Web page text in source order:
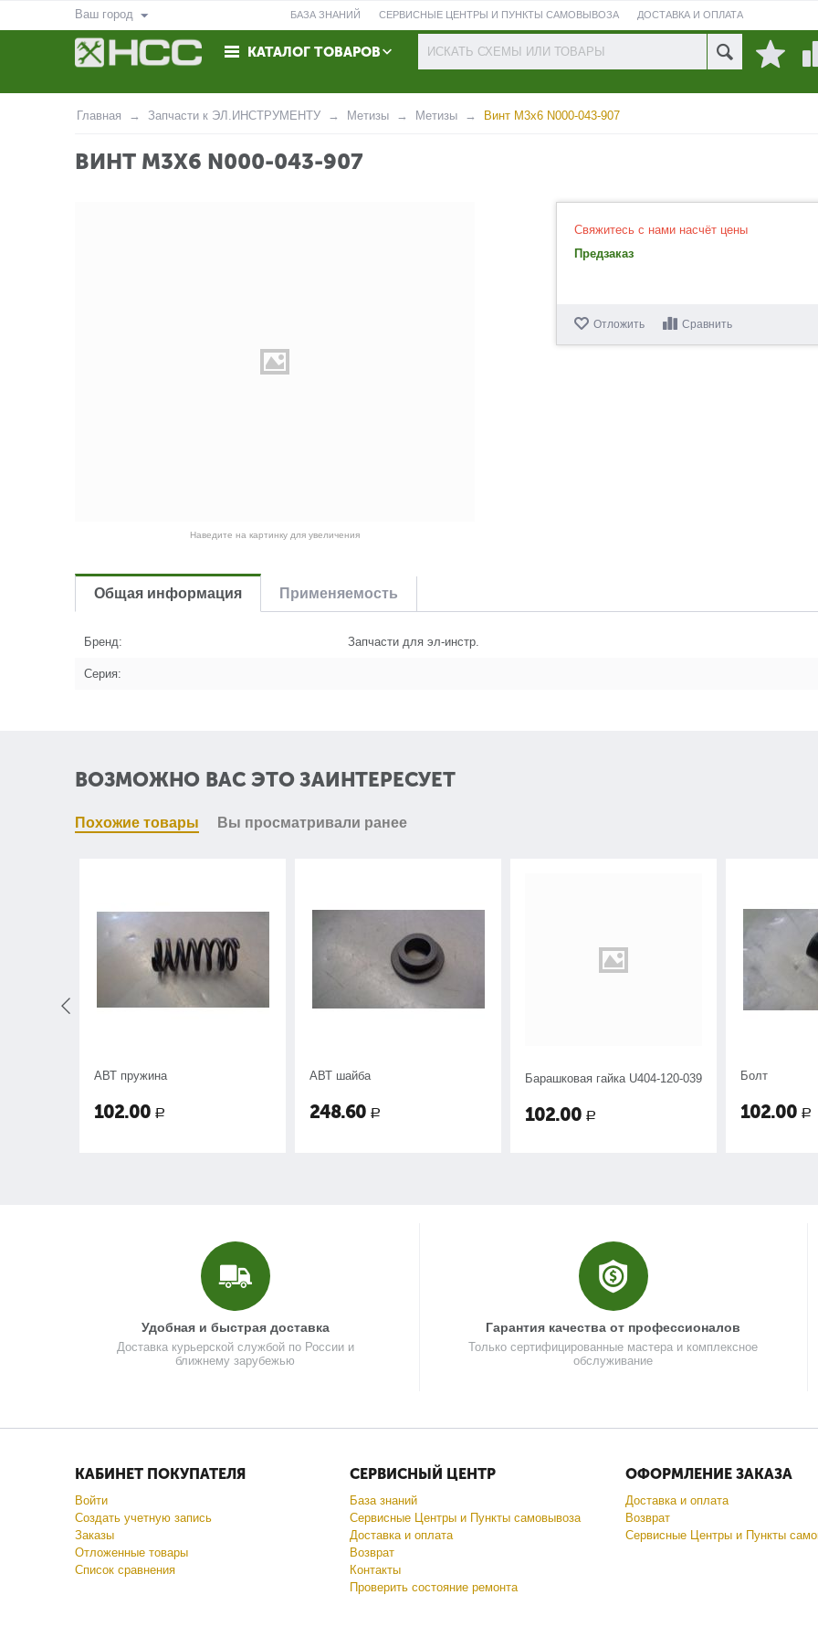
Ваш город БАЗА ЗНАНИЙ СЕРВИСНЫЕ ЦЕНТРЫ И ПУНКТЫ САМОВЫВОЗА ДОСТАВКА И ОПЛАТА
ВОЗВРАТ КОНТАКТЫ ПРОВЕРИТЬ СОСТОЯНИЕ РЕМОНТА
КАТАЛОГ ТОВАРОВ
Главная Запчасти к ЭЛ.ИНСТРУМЕНТУ Метизы Метизы Винт М3х6 N000-043-907
ВИНТ М3Х6 N000-043-907
Наведите на картинку для увеличения
Свяжитесь с нами насчёт цены
Предзаказ
Отложить Сравнить
Общая информация Применяемость
Бренд: Запчасти для эл-инстр.
Серия:
ВОЗМОЖНО ВАС ЭТО ЗАИНТЕРЕСУЕТ
Похожие товары Вы просматривали ранее
АВТ пружина
102.00 Р
АВТ шайба
248.60 Р
Барашковая гайка U404-120-039
102.00 Р
Болт
102.00 Р
Удобная и быстрая доставка
Доставка курьерской службой по России и
ближнему зарубежью
Гарантия качества от профессионалов
Только сертифицированные мастера и комплексное
обслуживание
КАБИНЕТ ПОКУПАТЕЛЯ
Войти
Создать учетную запись
Заказы
Отложенные товары
Список сравнения
СЕРВИСНЫЙ ЦЕНТР
База знаний
Сервисные Центры и Пункты самовывоза
Доставка и оплата
Возврат
Контакты
Проверить состояние ремонта
ОФОРМЛЕНИЕ ЗАКАЗА
Доставка и оплата
Возврат
Сервисные Центры и Пункты